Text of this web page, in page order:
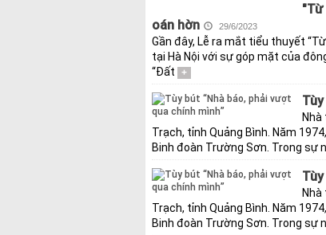
oán hờn
29/6/2023
Gần đây, Lễ ra mắt tiểu thuyết
tại Hà Nội với sự góp mặt của
“Đất
+
Trạch, tỉnh Quảng Bình. Năm
Binh đoàn Trường Sơn. Trong sự
Trạch, tỉnh Quảng Bình. Năm
Binh đoàn Trường Sơn. Trong sự